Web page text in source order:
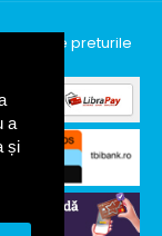
a
și
| Toate preturile